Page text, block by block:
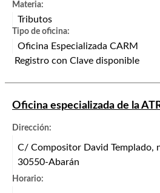
Materia:
Tributos
Tipo de oficina:
Oficina Especializada CARM
Registro con Clave disponible
Oficina especializada de la
Dirección:
C/ Compositor David Templado,
30550-Abarán
Horario: